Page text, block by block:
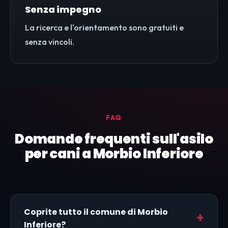
Senza impegno
La ricerca e l'orientamento sono gratuiti e
senza vincoli.
FAQ
Domande frequenti sull'asilo
per cani a Morbio Inferiore
Coprite tutto il comune di Morbio
Inferiore?